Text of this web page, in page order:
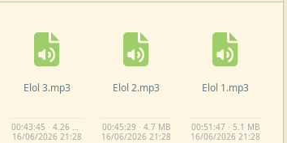
Elol 1.mp3
00:51:47 · 5.1 MB
16/06/2026 21:28
Elol 2.mp3
00:45:29 · 4.7 MB
16/06/2026 21:28
Elol 3.mp3
00:43:45 · 4.26 MB
16/06/2026 21:28